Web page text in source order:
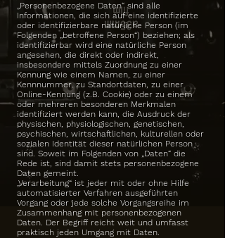
„Personenbezogene Daten“ sind alle
Informationen, die sich auf eine identifizierte
oder identifizierbare natürliche Person (im
Folgenden „betroffene Person“) beziehen; als
identifizierbar wird eine natürliche Person
angesehen, die direkt oder indirekt,
insbesondere mittels Zuordnung zu einer
Kennung wie einem Namen, zu einer
Kennnummer, zu Standortdaten, zu einer
Online-Kennung (z.B. Cookie) oder zu einem
oder mehreren besonderen Merkmalen
identifiziert werden kann, die Ausdruck der
physischen, physiologischen, genetischen,
psychischen, wirtschaftlichen, kulturellen oder
sozialen Identität dieser natürlichen Person
sind. Soweit im Folgenden von „Daten“ die
Rede ist, sind damit stets personenbezogene
Daten gemeint.
„Verarbeitung“ ist jeder mit oder ohne Hilfe
automatisierter Verfahren ausgeführten
Vorgang oder jede solche Vorgangsreihe im
Zusammenhang mit personenbezogenen
Daten. Der Begriff reicht weit und umfasst
praktisch jeden Umgang mit Daten.